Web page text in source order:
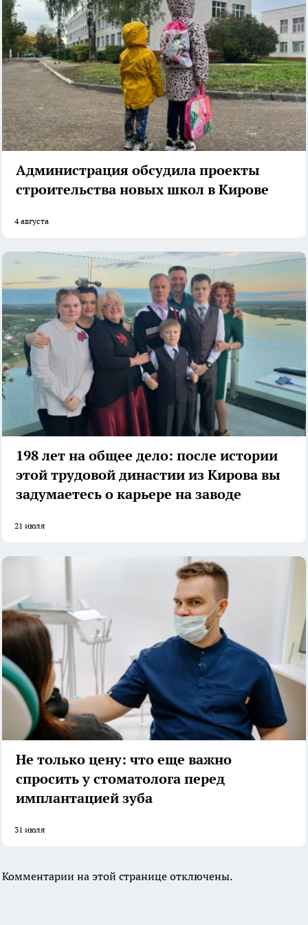
Администрация обсудила проекты
строительства новых школ в Кирове
4 августа
198 лет на общее дело: после истории
этой трудовой династии из Кирова вы
задумаетесь о карьере на заводе
21 июля
Не только цену: что еще важно
спросить у стоматолога перед
имплантацией зуба
31 июля
Комментарии на этой странице отключены.